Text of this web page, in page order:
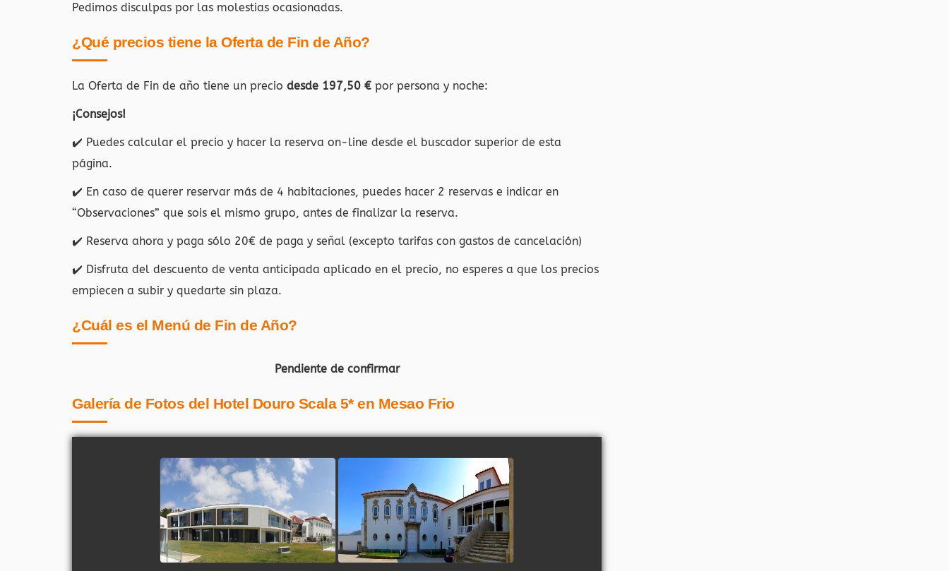
Pedimos disculpas por las molestias ocasionadas.
¿Qué precios tiene la Oferta de Fin de Año?
La Oferta de Fin de año tiene un precio desde 197,50 € por persona y noche:
¡Consejos!
✔️ Puedes calcular el precio y hacer la reserva on-line desde el buscador superior de esta
página.
✔️ En caso de querer reservar más de 4 habitaciones, puedes hacer 2 reservas e indicar en
“Observaciones” que sois el mismo grupo, antes de finalizar la reserva.
✔️ Reserva ahora y paga sólo 20€ de paga y señal (excepto tarifas con gastos de cancelación)
✔️ Disfruta del descuento de venta anticipada aplicado en el precio, no esperes a que los precios
empiecen a subir y quedarte sin plaza.
¿Cuál es el Menú de Fin de Año?
Pendiente de confirmar
Galería de Fotos del Hotel Douro Scala 5* en Mesao Frio